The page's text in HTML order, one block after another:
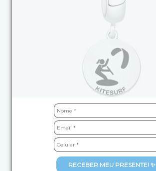
RECEBER MEU PRESENTE! ✨